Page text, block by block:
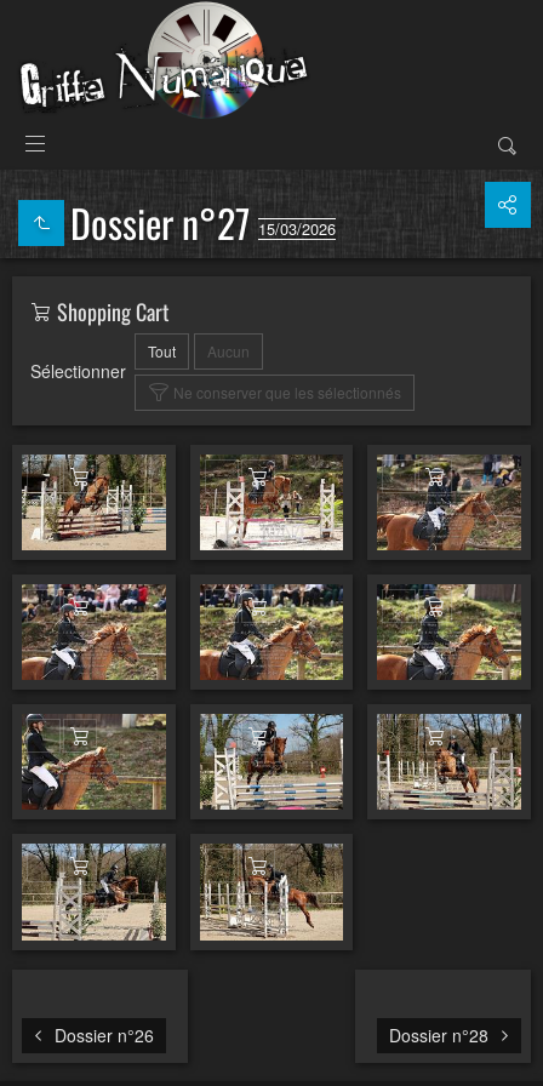
Dossier n°27 15/03/2026
Shopping Cart
Sélectionner
Tout
Aucun
Ne conserver que les sélectionnés
Ajouter au panier Ajouter au panier Ajouter au
Ajouter au panier Ajouter au panier Ajouter au
Ajouter au panier Ajouter au panier Ajouter au
Ajouter au panier Ajouter au panier
Dossier n°26 Dossier n°28